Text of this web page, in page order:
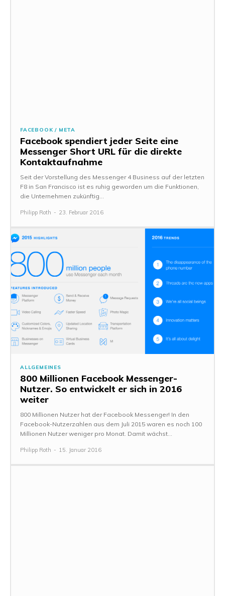
FACEBOOK / META
Facebook spendiert jeder Seite eine
Messenger Short URL für die direkte
Kontaktaufnahme
Seit der Vorstellung des Messenger 4 Business auf der letzten
F8 in San Francisco ist es ruhig geworden um die Funktionen,
die Unternehmen zukünftig...
Philipp Roth - 23. Februar 2016
ALLGEMEINES
800 Millionen Facebook Messenger-
Nutzer. So entwickelt er sich in 2016
weiter
800 Millionen Nutzer hat der Facebook Messenger! In den
Facebook-Nutzerzahlen aus dem Juli 2015 waren es noch 100
Millionen Nutzer weniger pro Monat. Damit wächst...
Philipp Roth - 15. Januar 2016